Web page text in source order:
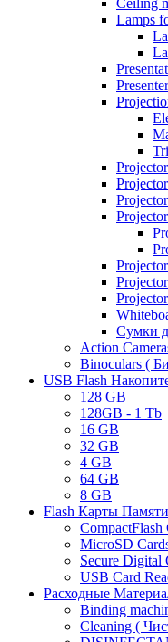
Ceiling
Lamps
Сумки
Action
Binoculars (
USB Flash
128 GB
128GB - 1 Tb
16 GB
32 GB
4 GB
64 GB
8 GB
Flash Карты Памяти
CompactFlash
MicroSD
Secure Digital
USB Card
Расходные
Binding
Cleaning (